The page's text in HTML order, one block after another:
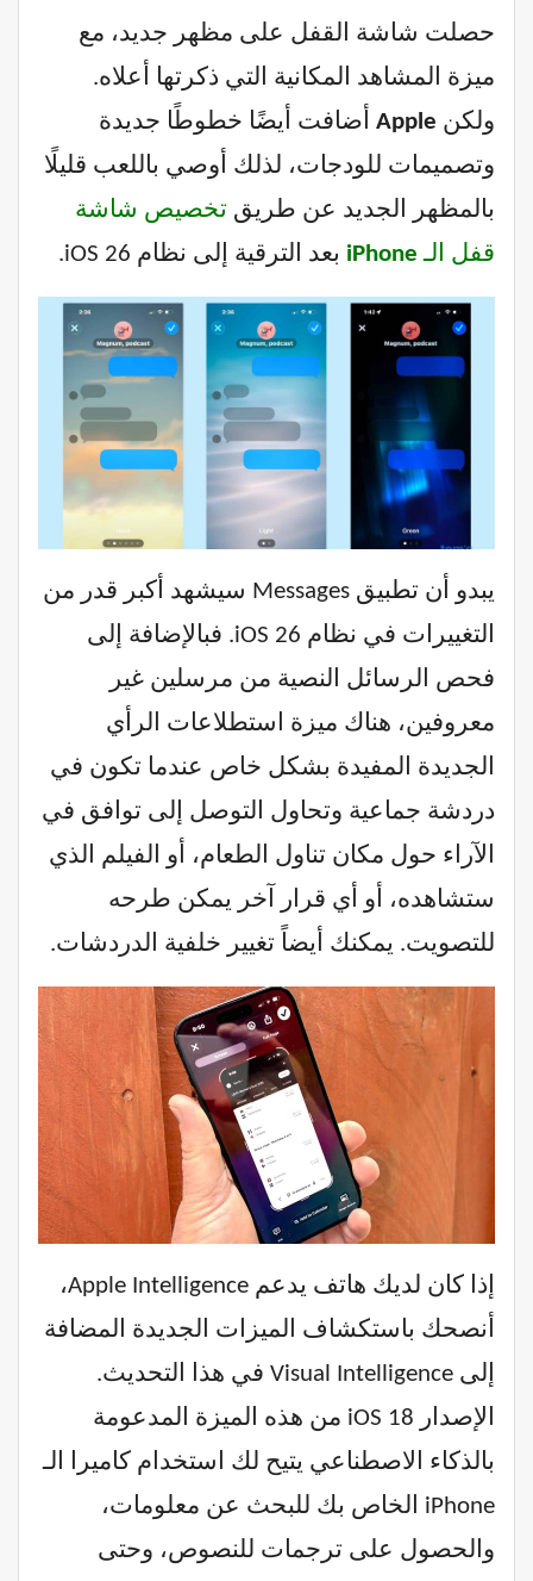
حصلت شاشة القفل على مظهر جديد، مع
ميزة المشاهد المكانية التي ذكرتها أعلاه.
ولكن Apple أضافت أيضًا خطوطًا جديدة
وتصميمات للودجات، لذلك أوصي باللعب قليلًا
بالمظهر الجديد عن طريق تخصيص شاشة
قفل الـ iPhone بعد الترقية إلى نظام iOS 26.
يبدو أن تطبيق Messages سيشهد أكبر قدر من
التغييرات في نظام iOS 26. فبالإضافة إلى
فحص الرسائل النصية من مرسلين غير
معروفين، هناك ميزة استطلاعات الرأي
الجديدة المفيدة بشكل خاص عندما تكون في
دردشة جماعية وتحاول التوصل إلى توافق في
الآراء حول مكان تناول الطعام، أو الفيلم الذي
ستشاهده، أو أي قرار آخر يمكن طرحه
للتصويت. يمكنك أيضاً تغيير خلفية الدردشات.
إذا كان لديك هاتف يدعم Apple Intelligence،
أنصحك باستكشاف الميزات الجديدة المضافة
إلى Visual Intelligence في هذا التحديث.
الإصدار iOS 18 من هذه الميزة المدعومة
بالذكاء الاصطناعي يتيح لك استخدام كاميرا الـ
iPhone الخاص بك للبحث عن معلومات،
والحصول على ترجمات للنصوص، وحتى